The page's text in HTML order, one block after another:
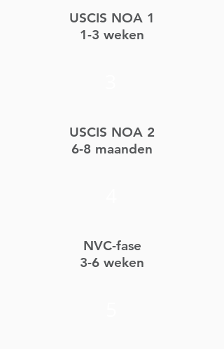
USCIS NOA 1
1-3 weken
USCIS NOA 2
6-8 maanden
NVC-fase
3-6 weken